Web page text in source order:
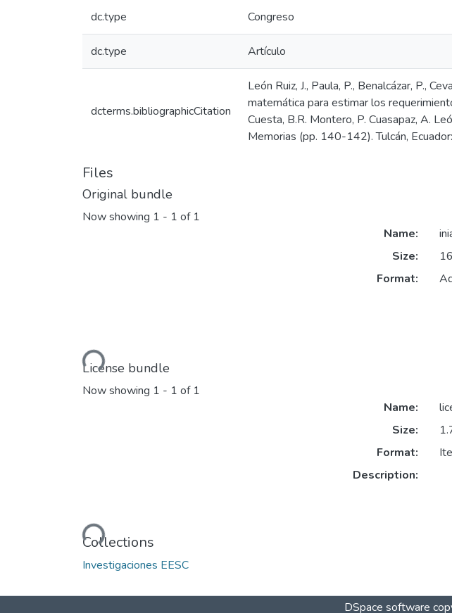
dc.type Congreso
dc.type Artículo
dcterms.bibliographicCitation
León Ruiz, J., Paula, P., Benalcázar, P.,
matemática para estimar los
Cuesta, B.R. Montero, P. Cuasapaz, A.
Memorias (pp. 140-142). Tulcán,
Files
Original bundle
Now showing 1 - 1 of 1
Loading...
Name:
Size:
Format:
License bundle
Now showing 1 - 1 of 1
Loading...
Name:
Size:
Format:
Description:
Collections
Investigaciones EESC
DSpace software